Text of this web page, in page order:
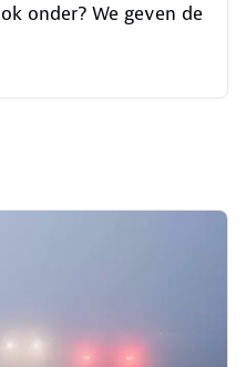
onder? We geven de